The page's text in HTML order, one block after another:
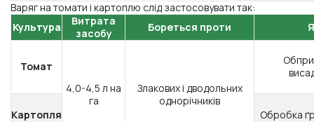
Варяг на томати і картоплю слід застосовувати так:
Культура
Витрата
засобу
Бореться проти
Томат
4,0-4,5 л на
га
Злакових і дводольних
однорічників
Картопля Обробка